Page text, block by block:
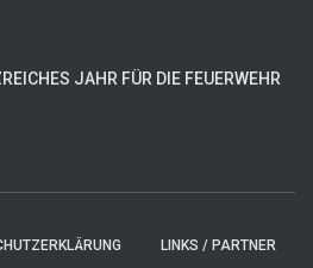
JAHR FÜR DIE FEUERWEHR
LINKS / PARTNER